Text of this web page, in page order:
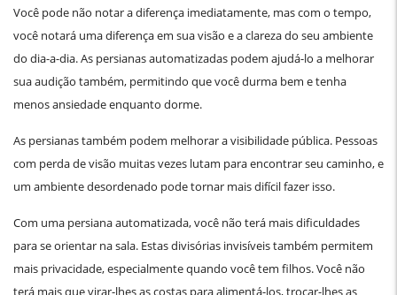
Você pode não notar a diferença imediatamente, mas com o tempo,
você notará uma diferença em sua visão e a clareza do seu ambiente
do dia-a-dia. As persianas automatizadas podem ajudá-lo a melhorar
sua audição também, permitindo que você durma bem e tenha
menos ansiedade enquanto dorme.
As persianas também podem melhorar a visibilidade pública. Pessoas
com perda de visão muitas vezes lutam para encontrar seu caminho, e
um ambiente desordenado pode tornar mais difícil fazer isso.
Com uma persiana automatizada, você não terá mais dificuldades
para se orientar na sala. Estas divisórias invisíveis também permitem
mais privacidade, especialmente quando você tem filhos. Você não
terá mais que virar-lhes as costas para alimentá-los, trocar-lhes as